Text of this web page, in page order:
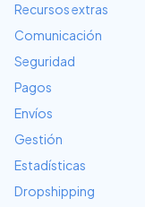
Recursos extras
Comunicación
Seguridad
Pagos
Envíos
Gestión
Estadísticas
Dropshipping